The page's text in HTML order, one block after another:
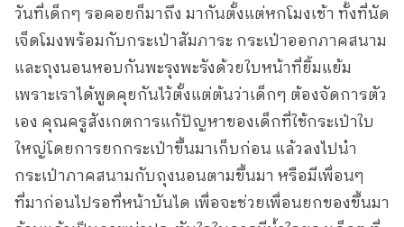
วันที่เด็กๆ รอคอยก็มาถึง มากันตั้งแต่หกโมงเช้า ทั้งที่นัด
เจ็ดโมงพร้อมกับกระเป๋าสัมภาระ กระเป๋าออกภาคสนาม
และถุงนอนหอบกันพะรุงพะรังด้วยใบหน้าที่ยิ้มแย้ม
เพราะเราได้พูดคุยกันไว้ตั้งแต่ต้นว่าเด็กๆ ต้องจัดการตัว
เอง คุณครูสังเกตการแก้ปัญหาของเด็กที่ใช้กระเป๋าใบ
ใหญ่โดยการยกกระเป๋าขึ้นมาเก็บก่อน แล้วลงไปนำ
กระเป๋าภาคสนามกับถุงนอนตามขึ้นมา หรือมีเพื่อนๆ
ที่มาก่อนไปรอที่หน้าบันได เพื่อจะช่วยเพื่อนยกของขึ้นมา